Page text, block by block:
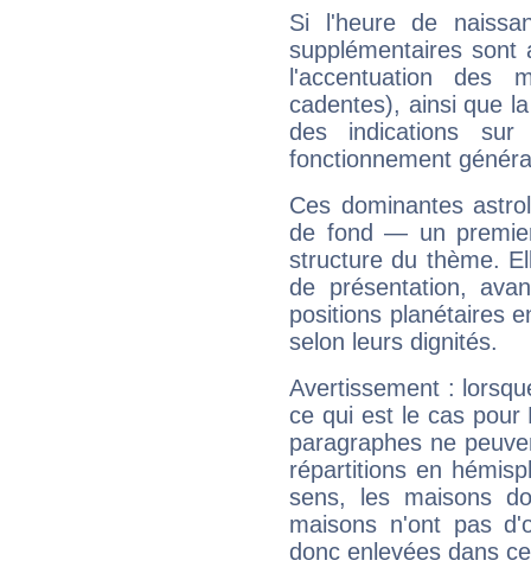
Si l'heure de
supplémentaires sont
l'accentuation des
cadentes), ainsi que
des indications sur
fonctionnement
Ces dominantes
de fond — un
structure du thème.
de présentation,
positions planétaires
selon leurs dignités.
Avertissement :
ce qui est le cas pour
paragraphes ne
répartitions en
sens, les maisons
maisons n'ont pas
donc enlevées dans